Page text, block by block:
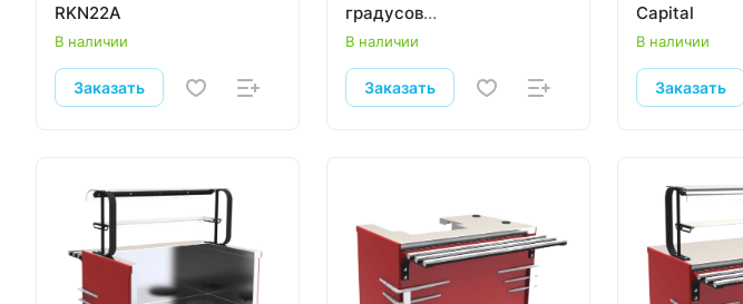
RKN22A
В наличии
Заказать
градусов
Челябторгтехника
RU10A90
В наличии
Заказать
Capital
В наличии
Заказать